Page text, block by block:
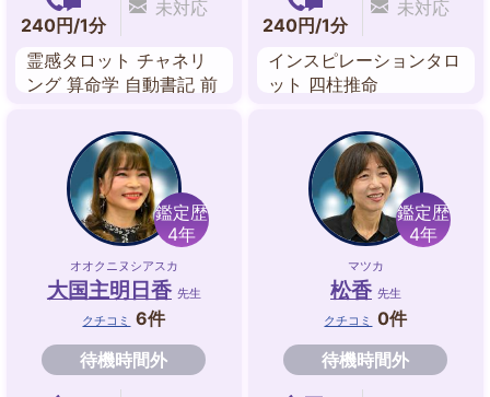
240円/1分
未対応
霊感タロット チャネリ
ング 算命学 自動書記 前
240円/1分
未対応
インスピレーションタロ
ット 四柱推命
鑑定歴
4年
オオクニヌシアスカ
大国主明日香 先生
クチコミ
6件
待機時間外
鑑定歴
4年
マツカ
松香 先生
クチコミ
0件
待機時間外